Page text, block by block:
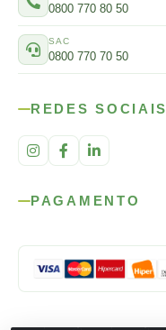
0800 770 80 50
SAC
0800 770 70 50
REDES SOCIAIS
PAGAMENTO